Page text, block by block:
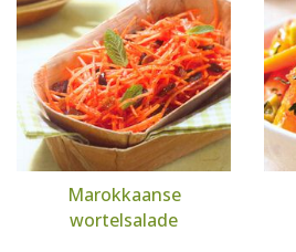
Marokkaanse
wortelsalade